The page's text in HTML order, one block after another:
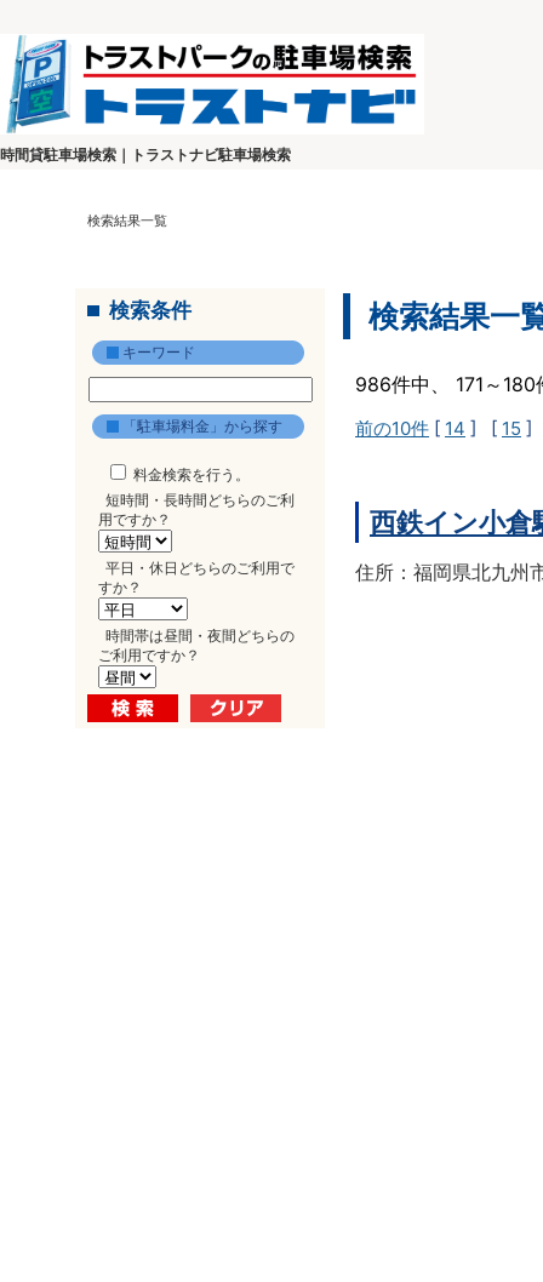
時間貸駐車場検索｜トラストナビ駐車場検索
検索結果一覧
検索条件
キーワード
「駐車場料金」から探す
料金検索を行う。
短時間・長時間どちらのご利
用ですか？
平日・休日どちらのご利用で
すか？
時間帯は昼間・夜間どちらの
ご利用ですか？
検索結果一
986件中、 171～
前の10件 [ 14 ] [ 15 ]
西鉄イン小倉
住所：福岡県北九州